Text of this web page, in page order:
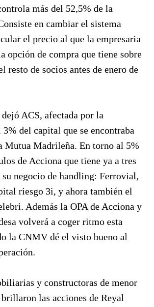
más del 52,5% de la
en cambiar el sistema
el precio al que la empresaria
opción de compra que tiene sobre
resto de socios antes de enero de
ACS, afectada por la
del capital que se encontraba
Mutua Madrileña. En torno al 5%
de Acciona que tiene ya a tres
su negocio de handling: Ferrovial,
riesgo 3i, y ahora también el
Además la OPA de Acciona y
volverá a coger ritmo esta
la CNMV dé el visto bueno al
y constructoras de menor
las acciones de Reyal